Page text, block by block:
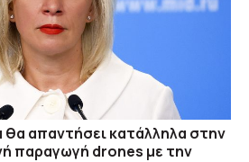
απαντήσει κατάλληλα στην
παραγωγή drones με την